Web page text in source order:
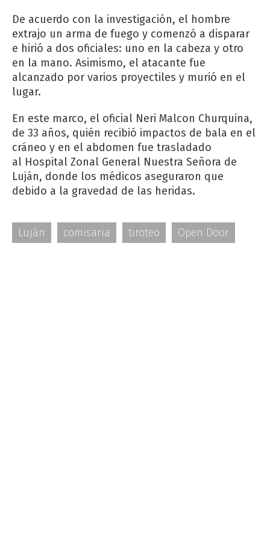
De acuerdo con la investigación, el hombre
extrajo un arma de fuego y comenzó a disparar
e hirió a dos oficiales: uno en la cabeza y otro
en la mano. Asimismo, el atacante fue
alcanzado por varios proyectiles y murió en el
lugar.
En este marco, el oficial Neri Malcon Churquina,
de 33 años, quién recibió impactos de bala en el
cráneo y en el abdomen fue trasladado
al Hospital Zonal General Nuestra Señora de
Luján, donde los médicos aseguraron que
debido a la gravedad de las heridas.
Luján comisaria tiroteo Open Door